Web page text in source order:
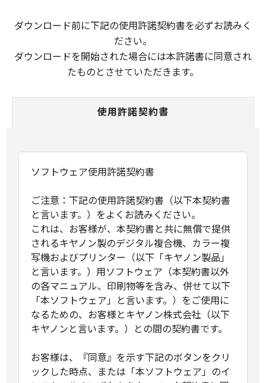
ダウンロード前に下記の使用許諾契約書を必ずお読みく
ださい。
ダウンロードを開始された場合には本許諾書に同意され
たものとさせていただきます。
使用許諾契約書
ソフトウェア使用許諾契約書
ご注意：下記の使用許諾契約書（以下本契約書
と言います。）をよくお読みください。
これは、お客様が、本契約書と共に無償で提供
されるキヤノン製のデジタル複合機、カラー複
写機およびプリンター（以下「キヤノン製品」
と言います。）用ソフトウェア（本契約書以外
の各マニュアル、印刷物等を含み、併せて以下
「本ソフトウェア」と言います。）をご使用に
なるための、お客様とキヤノン株式会社（以下
キヤノンと言います。）との間の契約書です。
お客様は、『同意』を示す下記のボタンをクリ
ックした時点、または「本ソフトウェア」のイ